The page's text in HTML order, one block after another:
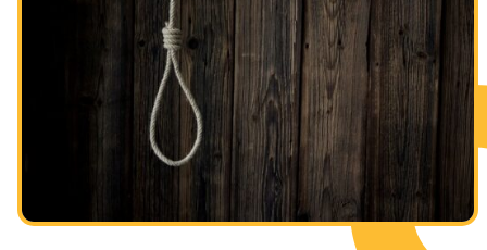
Les jeûnes liés à la destruction du Temple